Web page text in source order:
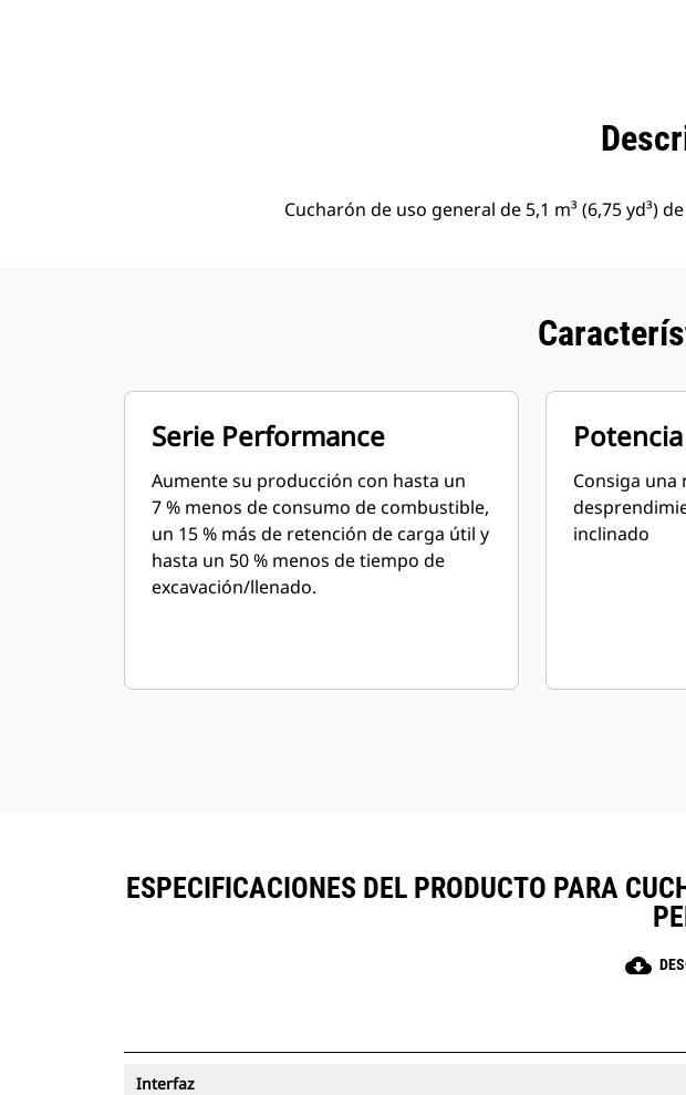
Cucharón de uso general de 5,1 m³ (6,75 yd³)
Serie Performance
Aumente su producción con hasta un
7 % menos de consumo de combustible,
un 15 % más de retención de carga útil y
hasta un 50 % menos de tiempo de
excavación/llenado.
Consiga
inclinado
ESPECIFICACIONES DEL PRODUCTO PARA
cloud_download
Interfaz